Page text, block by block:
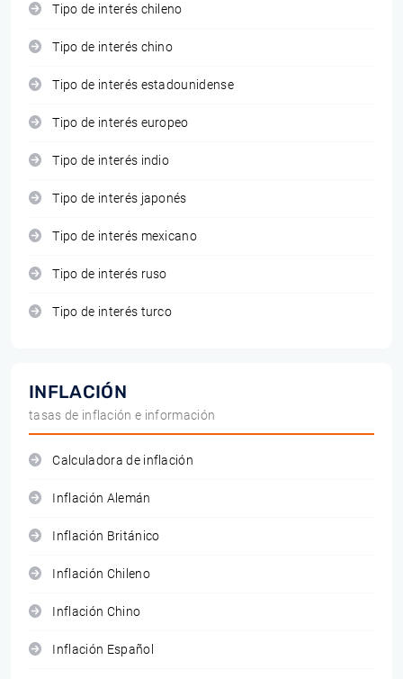
Tipo de interés chileno
Tipo de interés chino
Tipo de interés estadounidense
Tipo de interés europeo
Tipo de interés indio
Tipo de interés japonés
Tipo de interés mexicano
Tipo de interés ruso
Tipo de interés turco
INFLACIÓN
tasas de inflación e información
Calculadora de inflación
Inflación Alemán
Inflación Británico
Inflación Chileno
Inflación Chino
Inflación Español